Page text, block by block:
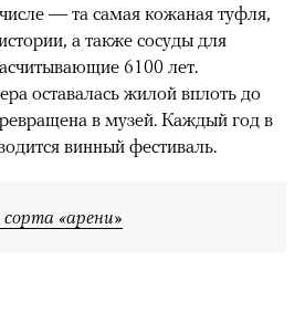
— та самая кожаная туфля,
а также сосуды для
6100 лет.
оставалась жилой вплоть до
в музей. Каждый год в
винный фестиваль.
«арени»